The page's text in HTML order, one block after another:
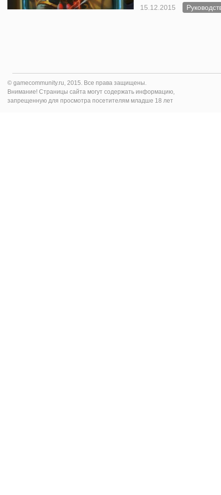
15.12.2015
© gamecommunity.ru, 2015. Все права защищены.
Внимание! Страницы сайта могут содержать информацию,
запрещенную для просмотра посетителям младше 18 лет